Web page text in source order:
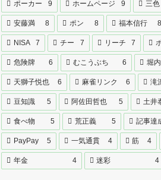
ポーカー 9 ホームページ 9 三色
安藤満 8 ポン 8 福本信行 8
NISA 7 チー 7 リーチ 7
危険牌 6 むこうぶち 6 堀
天獅子悦也 6 麻雀リンク 6 滝
豆知識 5 阿佐田哲也 5 土井
食べ物 5 荒正義 5 記事達
PayPay 5 一気通貫 4 筋 4
年金 4 迷彩 4